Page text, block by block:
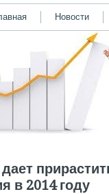
Новости
в 2014 году